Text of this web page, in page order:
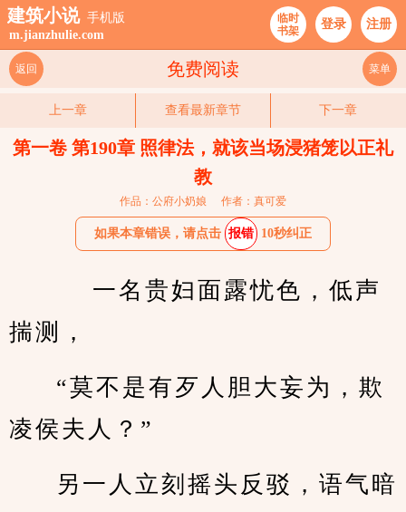
建筑小说 手机版
m.jianzhulie.com
临时
书架
登录 注册
免费阅读
返回 菜单
上一章 查看最新章节 下一章
第一卷 第190章 照律法，就该当场浸猪笼以正礼
教
作品：公府小奶娘 作者：真可爱
如果本章错误，请点击 报错 10秒纠正
揣测，
“莫不是有歹人胆大妄为，欺
凌侯夫人？”
另一人立刻摇头反驳，语气暗